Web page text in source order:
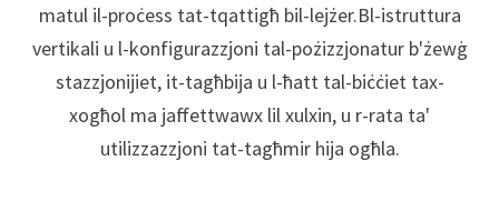
matul il-proċess tat-tqattigħ bil-lejżer.Bl-istruttura
vertikali u l-konfigurazzjoni tal-pożizzjonatur b'żewġ
stazzjonijiet, it-tagħbija u l-ħatt tal-biċċiet tax-
xogħol ma jaffettwawx lil xulxin, u r-rata ta'
utilizzazzjoni tat-tagħmir hija ogħla.